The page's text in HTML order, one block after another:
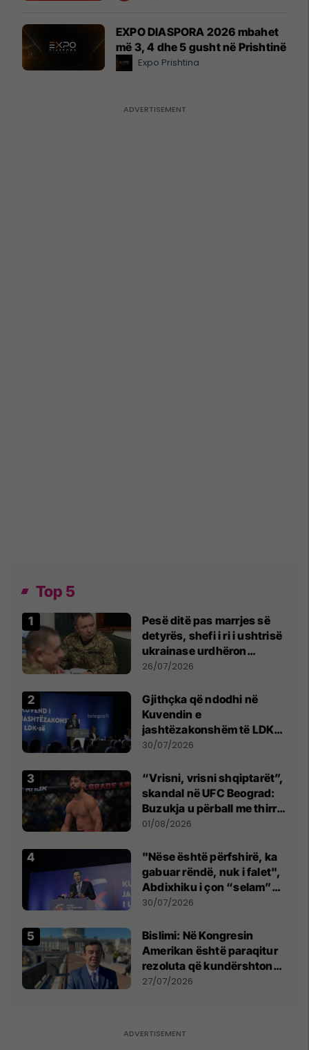
EXPO DIASPORA 2026 mbahet
më 3, 4 dhe 5 gusht në Prishtinë
Expo Prishtina
Top 5
Pesë ditë pas marrjes së
detyrës, shefi i ri i ushtrisë
ukrainase urdhëron
kontroll të madh
26/07/2026
Gjithçka që ndodhi në
Kuvendin e
jashtëzakonshëm të LDK-
së
30/07/2026
“Vrisni, vrisni shqiptarët”,
skandal në UFC Beograd:
Buzukja u përball me thirrje
anti-shqiptare nga
01/08/2026
"Nëse është përfshirë, ka
gabuar rëndë, nuk i falet",
Abdixhiku i çon “selam”
Përparim Ramës
30/07/2026
Bislimi: Në Kongresin
Amerikan është paraqitur
rezoluta që kundërshton
mbajtjen e Asamblesë
27/07/2026